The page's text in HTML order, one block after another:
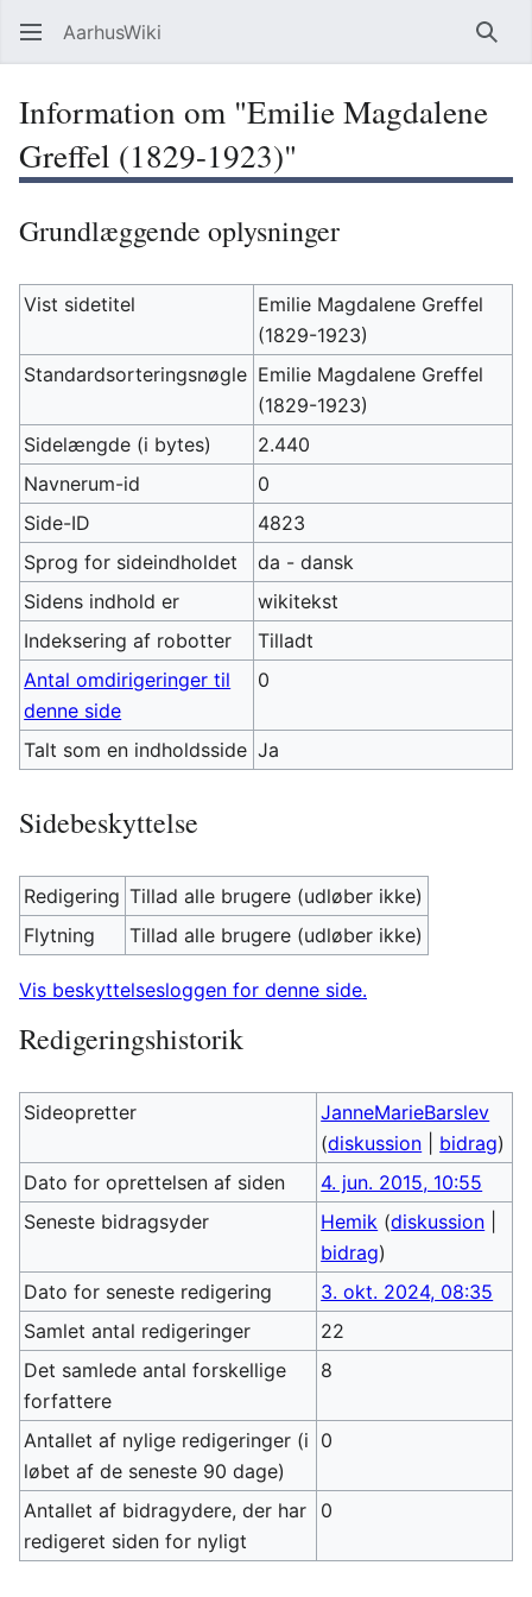
AarhusWiki Søg
Information om "Emilie Magdalene
Greffel (1829-1923)"
Grundlæggende oplysninger
Vist sidetitel
Emilie Magdalene Greffel
(1829-1923)
Standardsorteringsnøgle Emilie Magdalene Greffel
(1829-1923)
Sidelængde (i bytes)
2.440
Navnerum-id
0
Side-ID
4823
Sprog for sideindholdet
da - dansk
Sidens indhold er
wikitekst
Indeksering af robotter
Tilladt
Antal omdirigeringer til
denne side
0
Talt som en indholdsside Ja
Sidebeskyttelse
Redigering Tillad alle brugere (udløber ikke)
Flytning
Tillad alle brugere (udløber ikke)
Vis beskyttelsesloggen for denne side.
Redigeringshistorik
Sideopretter
JanneMarieBarslev
(diskussion bidrag)
Dato for oprettelsen af siden
4. jun. 2015, 10:55
Seneste bidragsyder
Hemik (diskussion
bidrag)
Dato for seneste redigering
3. okt. 2024, 08:35
Samlet antal redigeringer
22
Det samlede antal forskellige
forfattere
8
Antallet af nylige redigeringer (i
løbet af de seneste 90 dage)
0
Antallet af bidragydere, der har
redigeret siden for nyligt
0